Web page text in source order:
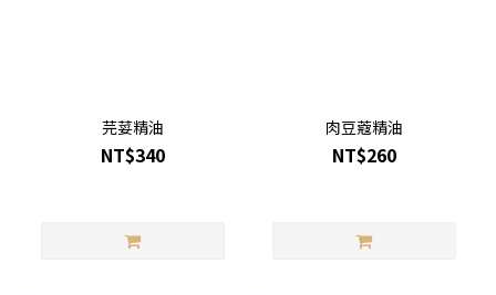
芫荽精油
NT$340
肉豆蔻精油
NT$260